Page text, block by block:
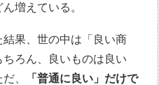
増えている。
結果、世の中は「良い商
ろん、良いものは良い
、
「普通に良い」だけで